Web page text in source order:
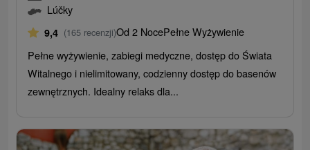
Lúčky
9,4 (165 recenzji)Od 2 NocePełne Wyżywienie
Pełne wyżywienie, zabiegi medyczne, dostęp do Świata
Witalnego i nielimitowany, codzienny dostęp do basenów
zewnętrznych. Idealny relaks dla...